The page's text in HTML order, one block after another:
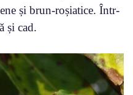
și brun-roșiatice. Într-
și cad.